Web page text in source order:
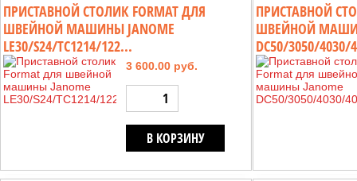
ПРИСТАВНОЙ СТОЛИК FORMAT ДЛЯ
ШВЕЙНОЙ МАШИНЫ JANOME
LE30/S24/TC1214/122...
3 600.00 руб.
В КОРЗИНУ
ПРИСТАВНОЙ
ШВЕЙНОЙ
DC50/3050/4030/